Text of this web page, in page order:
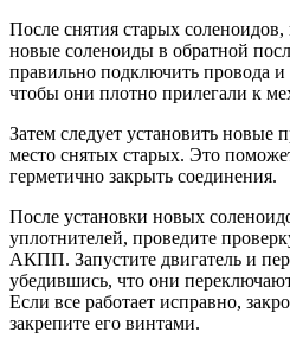
После снятия старых
новые соленоиды в обратной
правильно подключить провода и
чтобы они плотно прилегали к
Затем следует установить новые
место снятых старых. Это
герметично закрыть соединения.
После установки новых
уплотнителей, проведите
АКПП. Запустите двигатель и
убедившись, что они
Если все работает исправно,
закрепите его винтами.